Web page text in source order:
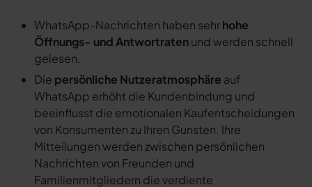
WhatsApp-Nachrichten haben sehrhohe
Öffnungs- und Antwortratenund werden schnell
gelesen.
Die persönliche Nutzeratmosphäre auf
WhatsApp erhöht die Kundenbindung und
beeinflusst die emotionalen Kaufentscheidungen
von Konsumenten zu Ihren Gunsten. Ihre
Mitteilungen werden zwischen persönlichen
Nachrichten von Freunden und
Familienmitgliedern die verdiente